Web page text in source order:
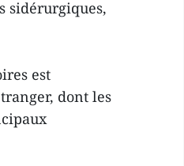
sidérurgiques,
est
dont les